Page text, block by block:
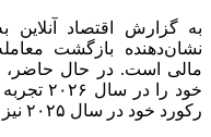
به گزارش اقتصاد آنلاین
نشان‌دهنده بازگشت
مالی است. در حال حاضر،
خود را
رکورد خود در سال ۲۰۲۵ نیز فراتر رفته‌اند.